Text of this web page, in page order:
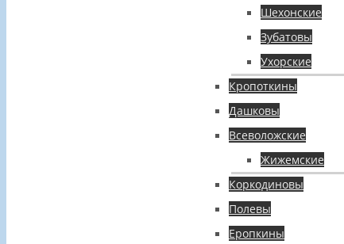
Шехонские
Зубатовы
Ухорские
Кропоткины
Дашковы
Всеволожские
Жижемские
Коркодиновы
Полевы
Еропкины